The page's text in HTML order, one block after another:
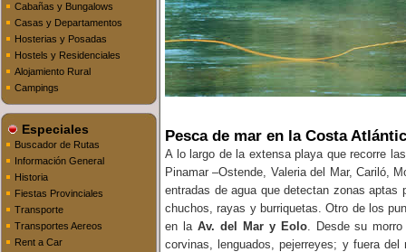
Cabañas y Bungalows
Casas y Departamentos
Hosterias y Posadas
Hostels y Residenciales
Alojamiento Rural
Campings
Especiales
Buscador de Rutas
Información General
Historia
Fiestas Provinciales
Transporte
Transportes Aereos
Rent a Car
Pesca de mar en la Costa
A lo largo de la extensa playa que recorre
Pinamar –Ostende, Valeria del Mar, Cariló,
entradas de agua que detectan zonas aptas
chuchos, rayas y burriquetas. Otro de los
en la Av. del Mar y Eolo. Desde su
corvinas, lenguados, pejerreyes; y fuera